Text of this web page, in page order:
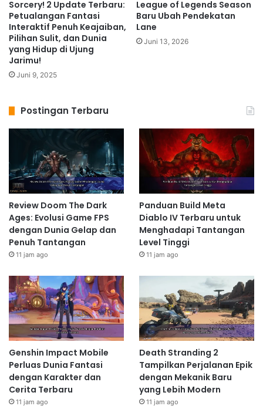
Sorcery! 2 Update Terbaru:
Petualangan Fantasi
Interaktif Penuh Keajaiban,
Pilihan Sulit, dan Dunia
yang Hidup di Ujung
Jarimu!
Juni 9, 2025
League of Legends Season
Baru Ubah Pendekatan
Lane
Juni 13, 2026
Postingan Terbaru
Review Doom The Dark
Ages: Evolusi Game FPS
dengan Dunia Gelap dan
Penuh Tantangan
11 jam ago
Panduan Build Meta
Diablo IV Terbaru untuk
Menghadapi Tantangan
Level Tinggi
11 jam ago
Genshin Impact Mobile
Perluas Dunia Fantasi
dengan Karakter dan
Cerita Terbaru
11 jam ago
Death Stranding 2
Tampilkan Perjalanan Epik
dengan Mekanik Baru
yang Lebih Modern
11 jam ago